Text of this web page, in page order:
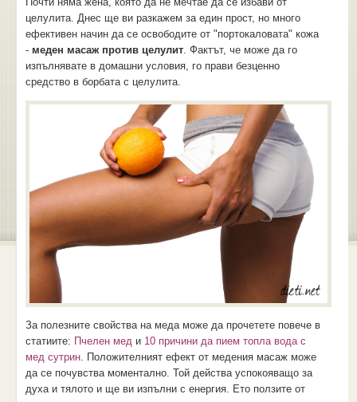
целулита. Днес ще ви разкажем за един прост, но много
ефективен начин да се освободите от "портокаловата" кожа
- меден масаж против целулит. Фактът, че може да го
изпълнявате в домашни условия, го прави безценно
средство в борбата с целулита.
За полезните свойства на меда може да прочетете повече в
статиите: Пчелен меди 10 причини да пием топла вода с
мед сутрин. Положителният ефект от медения масаж може
да се почувства моментално. Той действа успокояващо за
духа и тялото и ще ви изпълни с енергия. Ето ползите от